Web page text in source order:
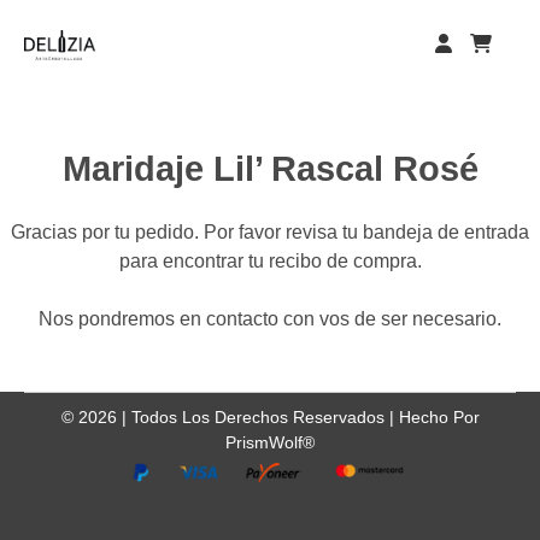
Maridaje Lil’ Rascal Rosé
Gracias por tu pedido. Por favor revisa tu bandeja de entrada
para encontrar tu recibo de compra.
Nos pondremos en contacto con vos de ser necesario.
© 2026 | Todos Los Derechos Reservados | Hecho Por
PrismWolf®